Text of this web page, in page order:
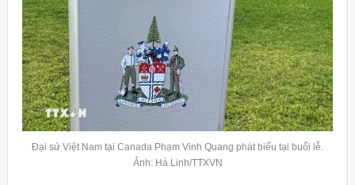
Đại sứ Việt Nam tại Canada Phạm Vinh Quang phát biểu tại buổi lễ.
Ảnh: Hà Linh/TTXVN